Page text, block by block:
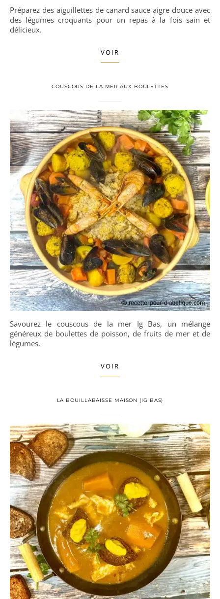
Préparez des aiguillettes de canard sauce aigre douce avec
des légumes croquants pour un repas à la fois sain et
délicieux.
VOIR
COUSCOUS DE LA MER AUX BOULETTES
Savourez le couscous de la mer Ig Bas, un mélange
généreux de boulettes de poisson, de fruits de mer et de
légumes.
VOIR
LA BOUILLABAISSE MAISON (IG BAS)